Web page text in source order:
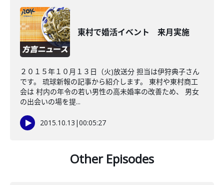
東村で婚活イベント 来月実施
２０１５年１０月１３日（火)放送分 担当は伊狩典子さん
です。 琉球新報の記事から紹介します。 東村や東村商工
会は 村内の年令の若い男性の高未婚率の改善ため、 男女
の出会いの場を提...
2015.10.13 |00:05:27
Other Episodes